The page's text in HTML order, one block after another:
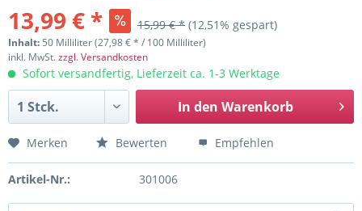
13,99 € * 15,99 € * (12,51% gespart)
Inhalt: 50 Milliliter (27,98 € * / 100 Milliliter)
inkl. MwSt.zzgl. Versandkosten
Sofort versandfertig, Lieferzeit ca. 1-3 Werktage
In den Warenkorb
Merken Bewerten Empfehlen
Artikel-Nr.: 301006